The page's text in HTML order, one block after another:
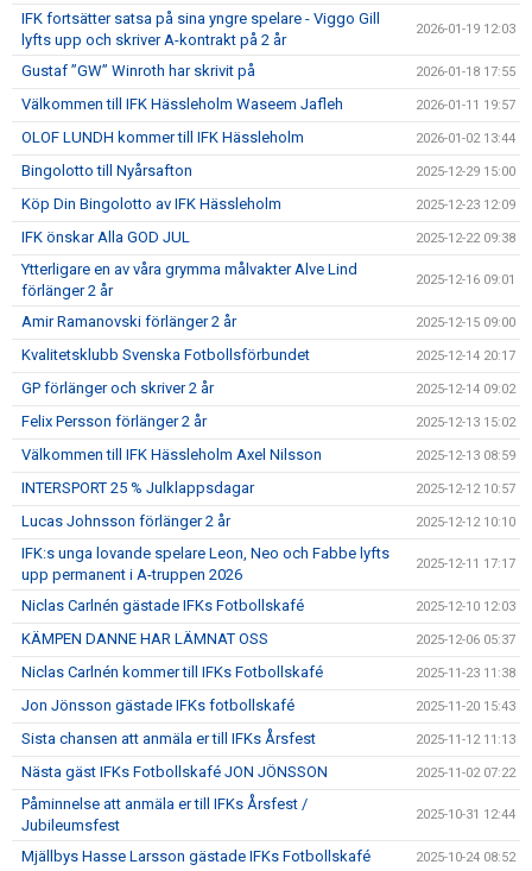
IFK fortsätter satsa på sina yngre spelare - Viggo Gill
lyfts upp och skriver A-kontrakt på 2 år
2026-01-19 12:03
Gustaf ”GW” Winroth har skrivit på 2026-01-18 17:55
Välkommen till IFK Hässleholm Waseem Jafleh 2026-01-11 19:57
OLOF LUNDH kommer till IFK Hässleholm 2026-01-02 13:44
Bingolotto till Nyårsafton 2025-12-29 15:00
Köp Din Bingolotto av IFK Hässleholm 2025-12-23 12:09
IFK önskar Alla GOD JUL 2025-12-22 09:38
Ytterligare en av våra grymma målvakter Alve Lind
förlänger 2 år
2025-12-16 09:01
Amir Ramanovski förlänger 2 år 2025-12-15 09:00
Kvalitetsklubb Svenska Fotbollsförbundet 2025-12-14 20:17
GP förlänger och skriver 2 år 2025-12-14 09:02
Felix Persson förlänger 2 år 2025-12-13 15:02
Välkommen till IFK Hässleholm Axel Nilsson 2025-12-13 08:59
INTERSPORT 25 % Julklappsdagar 2025-12-12 10:57
Lucas Johnsson förlänger 2 år 2025-12-12 10:10
IFK:s unga lovande spelare Leon, Neo och Fabbe lyfts
upp permanent i A-truppen 2026
2025-12-11 17:17
Niclas Carlnén gästade IFKs Fotbollskafé 2025-12-10 12:03
KÄMPEN DANNE HAR LÄMNAT OSS 2025-12-06 05:37
Niclas Carlnén kommer till IFKs Fotbollskafé 2025-11-23 11:38
Jon Jönsson gästade IFKs fotbollskafé 2025-11-20 15:43
Sista chansen att anmäla er till IFKs Årsfest 2025-11-12 11:13
Nästa gäst IFKs Fotbollskafé JON JÖNSSON 2025-11-02 07:22
Påminnelse att anmäla er till IFKs Årsfest /
Jubileumsfest
2025-10-31 12:44
Mjällbys Hasse Larsson gästade IFKs Fotbollskafé 2025-10-24 08:52